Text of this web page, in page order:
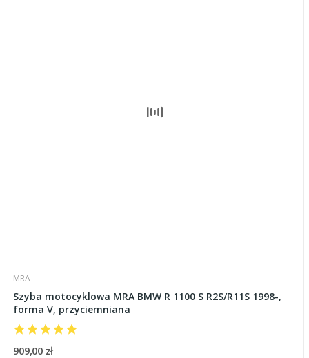
MRA
Szyba motocyklowa MRA BMW R 1100 S R2S/R11S 1998-,
forma V, przyciemniana
909,00 zł